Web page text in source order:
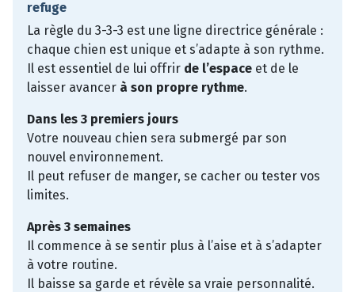
refuge
La règle du 3-3-3 est une ligne directrice générale :
chaque chien est unique et s’adapte à son rythme.
Il est essentiel de lui offrir de l’espace et de le
laisser avancer à son propre rythme.
Dans les 3 premiers jours
Votre nouveau chien sera submergé par son
nouvel environnement.
Il peut refuser de manger, se cacher ou tester vos
limites.
Après 3 semaines
Il commence à se sentir plus à l’aise et à s’adapter
à votre routine.
Il baisse sa garde et révèle sa vraie personnalité.